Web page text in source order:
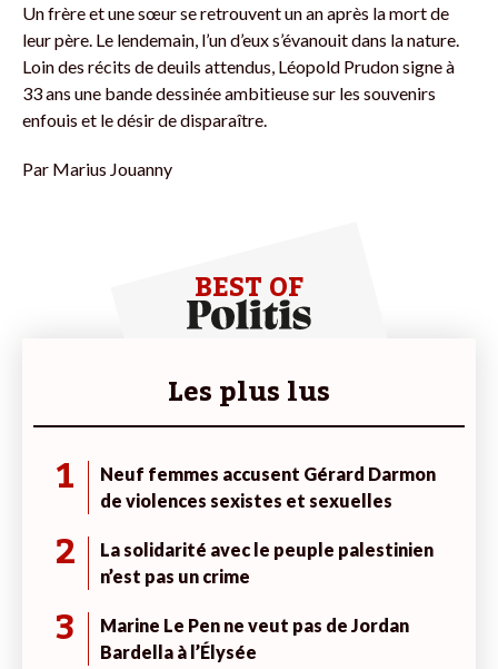
Un frère et une sœur se retrouvent un an après la mort de
leur père. Le lendemain, l’un d’eux s’évanouit dans la nature.
Loin des récits de deuils attendus, Léopold Prudon signe à
33 ans une bande dessinée ambitieuse sur les souvenirs
enfouis et le désir de disparaître.
Par Marius Jouanny
BEST OF
Les plus lus
1
Neuf femmes accusent Gérard Darmon
de violences sexistes et sexuelles
2
La solidarité avec le peuple palestinien
n’est pas un crime
3
Marine Le Pen ne veut pas de Jordan
Bardella à l’Élysée